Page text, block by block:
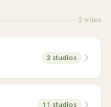
2 villes
2 studios
11 studios